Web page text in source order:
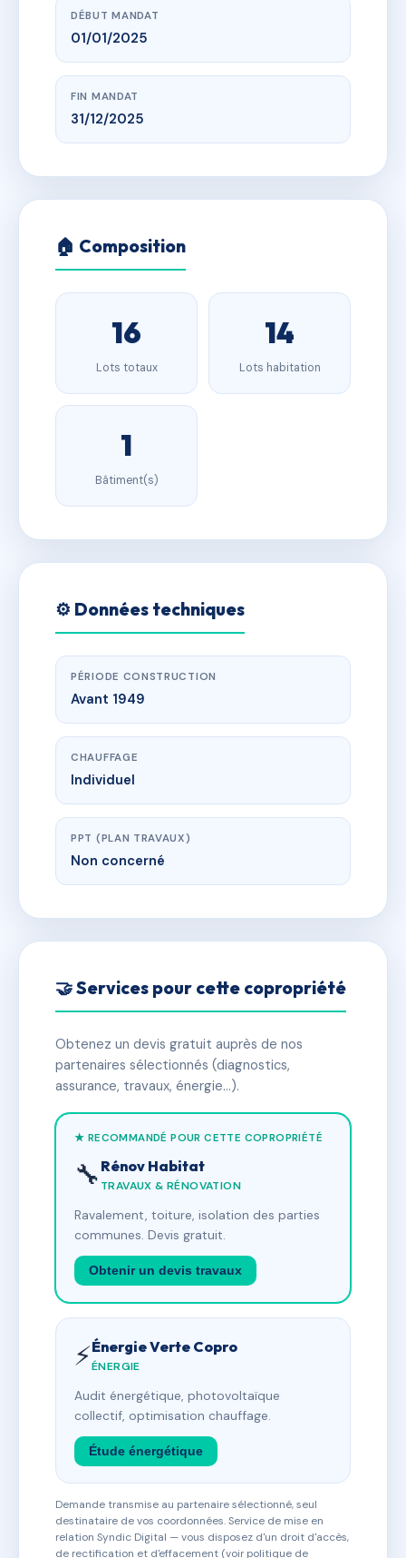
DÉBUT MANDAT
01/01/2025
FIN MANDAT
31/12/2025
🏠 Composition
16
Lots totaux
14
Lots habitation
1
Bâtiment(s)
⚙️ Données techniques
PÉRIODE CONSTRUCTION
Avant 1949
CHAUFFAGE
Individuel
PPT (PLAN TRAVAUX)
Non concerné
🤝 Services pour cette copropriété
Obtenez un devis gratuit auprès de nos
partenaires sélectionnés (diagnostics,
assurance, travaux, énergie…).
★ RECOMMANDÉ POUR CETTE COPROPRIÉTÉ
🔧 Rénov Habitat
TRAVAUX & RÉNOVATION
Ravalement, toiture, isolation des parties
communes. Devis gratuit.
Obtenir un devis travaux
⚡Énergie Verte Copro
ÉNERGIE
Audit énergétique, photovoltaïque
collectif, optimisation chauffage.
Étude énergétique
Demande transmise au partenaire sélectionné, seul
destinataire de vos coordonnées. Service de mise en
relation Syndic Digital — vous disposez d'un droit d'accès,
de rectification et d'effacement (voir politique de